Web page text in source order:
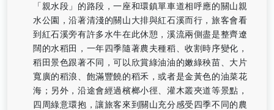
「親水段」的路段，一座和環鎮單車道相呼應的關山親
水公園，沿著清淺的關山大排與紅石溪而行，旅客會看
到紅石溪旁有許多水牛在此休憩，溪流兩側盡是整齊遼
闊的水稻田，一年四季隨著農夫種稻、收割時序變化，
稻田景色跟著不同，可以欣賞綠油油的嫩綠秧苗、大片
寬廣的稻浪、飽滿豐饒的稻禾，或者是金黃色的油菜花
海；另外，沿途會經過檳榔小徑、灌木叢夾道等景點，
四周綠意環抱，讓旅客來到關山充分感受四季不同的農